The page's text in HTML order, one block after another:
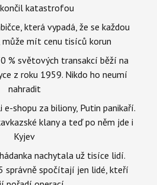
katastrofou
která vypadá, že se každou
mít cenu tisíců korun
% světových transakcí běží na
z roku 1959. Nikdo ho neumí
nahradit
shopu za biliony, Putin panikaří.
klany a teď po něm jde i
Kyjev
nachytala už tisíce lidí.
správně spočítají jen lidé, kteří